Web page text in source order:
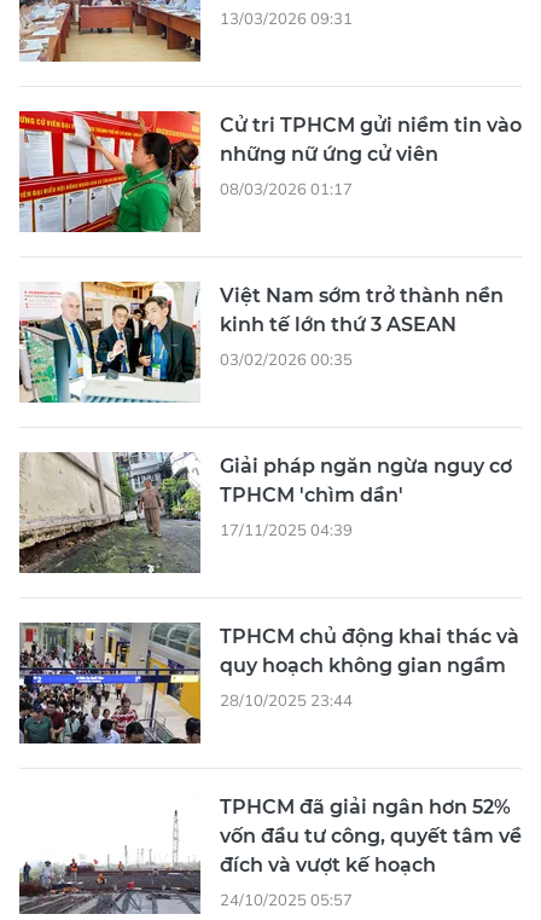
13/03/2026 09:31
Cử tri TPHCM gửi niềm tin vào
những nữ ứng cử viên
08/03/2026 01:17
Việt Nam sớm trở thành nền
kinh tế lớn thứ 3 ASEAN
03/02/2026 00:35
Giải pháp ngăn ngừa nguy cơ
TPHCM 'chìm dần'
17/11/2025 04:39
TPHCM chủ động khai thác và
quy hoạch không gian ngầm
28/10/2025 23:44
TPHCM đã giải ngân hơn 52%
vốn đầu tư công, quyết tâm về
đích và vượt kế hoạch
24/10/2025 05:57